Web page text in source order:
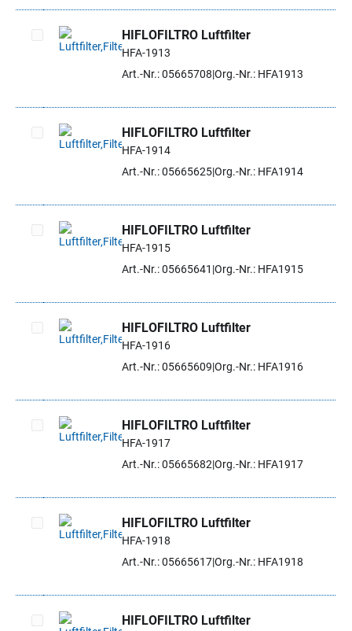
Artikel auswählen
HIFLOFILTRO Luftfilter
HFA-1913
Art.-Nr.: 05665708 Org.-Nr.: HFA1913
Artikel auswählen
HIFLOFILTRO Luftfilter
HFA-1914
Art.-Nr.: 05665625Org.-Nr.: HFA1914
Artikel auswählen
HIFLOFILTRO Luftfilter
HFA-1915
Art.-Nr.: 05665641 Org.-Nr.: HFA1915
Artikel auswählen
HIFLOFILTRO Luftfilter
HFA-1916
Art.-Nr.: 05665609 Org.-Nr.: HFA1916
Artikel auswählen
HIFLOFILTRO Luftfilter
HFA-1917
Art.-Nr.: 05665682 Org.-Nr.: HFA1917
Artikel auswählen
HIFLOFILTRO Luftfilter
HFA-1918
Art.-Nr.: 05665617Org.-Nr.: HFA1918
HIFLOFILTRO Luftfilter